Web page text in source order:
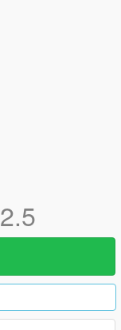
2.5